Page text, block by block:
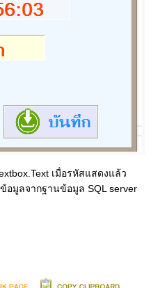
เมื่อรหัสแสดงแล้ว
อมูลจากฐานข้อมูล SQL server